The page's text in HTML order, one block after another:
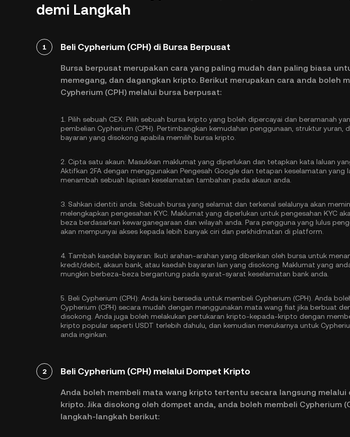
demi Langkah
1 Beli Cypherium (CPH) di Bursa Berpusat
Bursa berpusat merupakan cara yang paling mudah dan paling biasa
memegang, dan dagangkan kripto. Berikut merupakan cara anda boleh
Cypherium (CPH) melalui bursa berpusat:
1. Pilih sebuah CEX: Pilih sebuah bursa kripto yang boleh dipercayai dan beramanah
pembelian Cypherium (CPH). Pertimbangkan kemudahan penggunaan, struktur yuran,
bayaran yang disokong apabila memilih bursa kripto.
2. Cipta satu akaun: Masukkan maklumat yang diperlukan dan tetapkan kata laluan
Aktifkan 2FA dengan menggunakan Pengesah Google dan tetapan keselamatan yang
menambah sebuah lapisan keselamatan tambahan pada akaun anda.
3. Sahkan identiti anda: Sebuah bursa yang selamat dan terkenal selalunya akan
melengkapkan pengesahan KYC . Maklumat yang diperlukan untuk pengesahan KYC
beza berdasarkan kewarganegaraan dan wilayah anda. Para pengguna yang lulus
akan mempunyai akses kepada lebih banyak ciri dan perkhidmatan di platform.
4. Tambah kaedah bayaran: Ikuti arahan-arahan yang diberikan oleh bursa untuk
kredit/debit, akaun bank, atau kaedah bayaran lain yang disokong. Maklumat yang
mungkin berbeza-beza bergantung pada syarat-syarat keselamatan bank anda.
5. Beli Cypherium (CPH): Anda kini bersedia untuk membeli Cypherium (CPH). Anda
Cypherium (CPH) secara mudah dengan menggunakan mata wang fiat jika berbuat
disokong. Anda juga boleh melakukan pertukaran kripto-kepada-kripto dengan
kripto popular seperti USDT terlebih dahulu, dan kemudian menukarnya untuk
anda inginkan.
2 Beli Cypherium (CPH) melalui Dompet Kripto
Anda boleh membeli mata wang kripto tertentu secara langsung melalui
kripto. Jika disokong oleh dompet anda, anda boleh membeli Cypherium
langkah-langkah berikut: